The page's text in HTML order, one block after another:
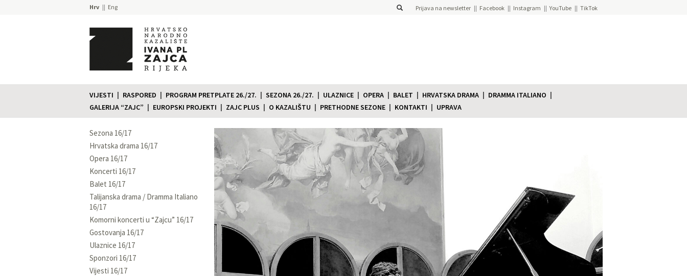
Hrv Eng Prijava na newsletter Facebook Instagram YouTube TikTok
VIJESTI RASPORED PROGRAM PRETPLATE 26./27. SEZONA 26./27. ULAZNICE OPERA BALET HRVATSKA DRAMA
DRAMMA ITALIANO
GALERIJA “ZAJC”
EUROPSKI PROJEKTI ZAJC PLUS O KAZALIŠTU PRETHODNE SEZONE KONTAKTI UPRAVA
Sezona 16/17
Hrvatska drama 16/17
Opera 16/17
Koncerti 16/17
Balet 16/17
Talijanska drama / Dramma Italiano
16/17
Komorni koncerti u “Zajcu” 16/17
Gostovanja 16/17
Ulaznice 16/17
Sponzori 16/17
Vijesti 16/17